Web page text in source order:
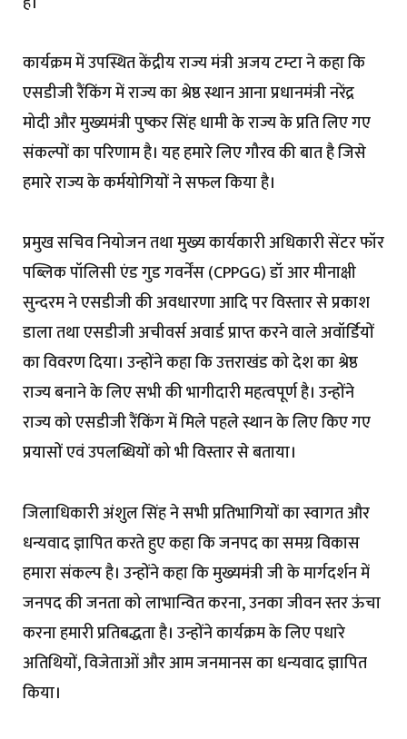
कार्यक्रम में उपस्थित केंद्रीय राज्य मंत्री अजय टम्टा ने कहा कि
एसडीजी रैंकिंग में राज्य का श्रेष्ठ स्थान आना प्रधानमंत्री नरेंद्र
मोदी और मुख्यमंत्री पुष्कर सिंह धामी के राज्य के प्रति लिए गए
संकल्पों का परिणाम है। यह हमारे लिए गौरव की बात है जिसे
हमारे राज्य के कर्मयोगियों ने सफल किया है।
प्रमुख सचिव नियोजन तथा मुख्य कार्यकारी अधिकारी सेंटर फॉर
पब्लिक पॉलिसी एंड गुड गवर्नेंस (CPPGG) डॉ आर मीनाक्षी
सुन्दरम ने एसडीजी की अवधारणा आदि पर विस्तार से प्रकाश
डाला तथा एसडीजी अचीवर्स अवार्ड प्राप्त करने वाले अवॉर्डियों
का विवरण दिया। उन्होंने कहा कि उत्तराखंड को देश का श्रेष्ठ
राज्य बनाने के लिए सभी की भागीदारी महत्वपूर्ण है। उन्होंने
राज्य को एसडीजी रैंकिंग में मिले पहले स्थान के लिए किए गए
प्रयासों एवं उपलब्धियों को भी विस्तार से बताया।
जिलाधिकारी अंशुल सिंह ने सभी प्रतिभागियों का स्वागत और
धन्यवाद ज्ञापित करते हुए कहा कि जनपद का समग्र विकास
हमारा संकल्प है। उन्होंने कहा कि मुख्यमंत्री जी के मार्गदर्शन में
जनपद की जनता को लाभान्वित करना, उनका जीवन स्तर ऊंचा
करना हमारी प्रतिबद्धता है। उन्होंने कार्यक्रम के लिए पधारे
अतिथियों, विजेताओं और आम जनमानस का धन्यवाद ज्ञापित
किया।